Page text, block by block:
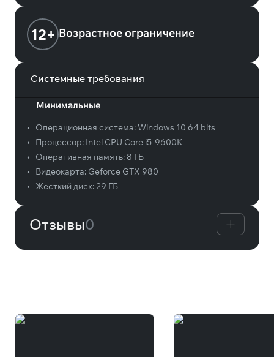
12+ Возрастное ограничение
Системные требования
Минимальные
• Операционная система:Windows 10 64 bits
•
Процессор: Intel CPU Core i5-9600K
•
Оперативная память: 8 ГБ
•
Видеокарта: Geforce GTX 980
•
Жесткий диск:29 ГБ
Отзывы0